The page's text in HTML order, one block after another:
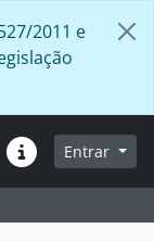
2011 e
Atalhos Entrar